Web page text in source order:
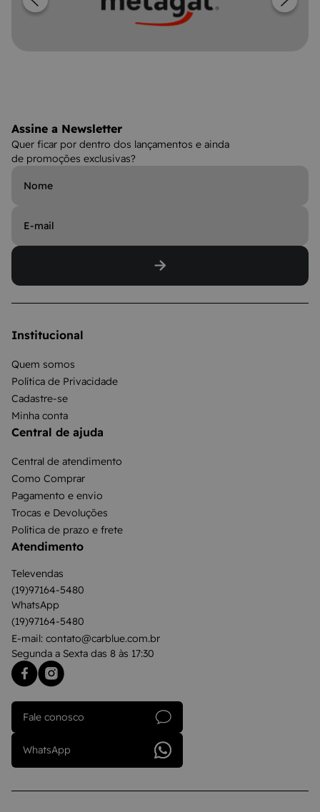
Assine a Newsletter
Quer ficar por dentro dos lançamentos e ainda
de promoções exclusivas?
Institucional
Quem somos
Política de Privacidade
Cadastre-se
Minha conta
Central de ajuda
Central de atendimento
Como Comprar
Pagamento e envio
Trocas e Devoluções
Política de prazo e frete
Atendimento
Televendas
(19)97164-5480
WhatsApp
(19)97164-5480
E-mail: contato@carblue.com.br
Segunda a Sexta das 8 às 17:30
Fale conosco
WhatsApp